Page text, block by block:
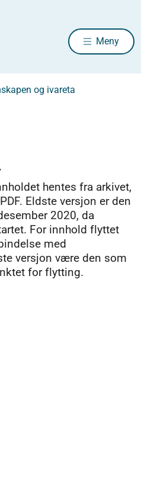
Meny
og ivareta
hentes fra arkivet,
Eldste versjon er den
2020, da
For innhold flyttet
med
versjon være den som
for flytting.